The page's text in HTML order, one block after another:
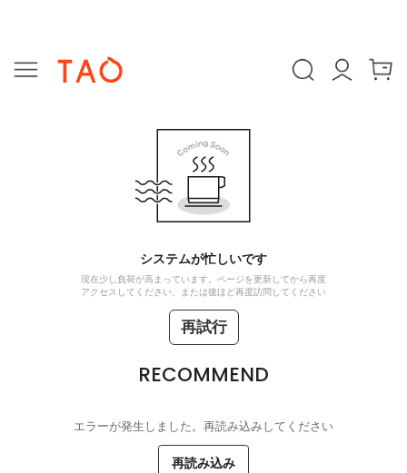
システムが忙しいです
現在少し負荷が高まっています。ページを更新してから再度
アクセスしてください、または後ほど再度訪問してください
再試行
RECOMMEND
エラーが発生しました。再読み込みしてください
再読み込み